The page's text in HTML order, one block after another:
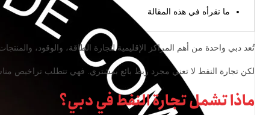
ما نقرأه في هذه المقالة
تُعد دبي واحدة من أهم المراكز الإقليمية لتجارة الطاقة، والوقود،
لكن تجارة النفط لا تعني مجرد ربط بائع بمشتري. فهي تتطلب تراخيص
ماذا تشمل تجارة النفط في دبي؟